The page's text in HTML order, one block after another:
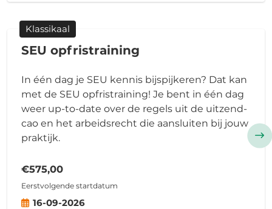
Klassikaal
SEU opfristraining
In één dag je SEU kennis bijspijkeren? Dat kan
met de SEU opfristraining! Je bent in één dag
weer up-to-date over de regels uit de uitzend-
cao en het arbeidsrecht die aansluiten bij jouw
praktijk.
€575,00
Eerstvolgende startdatum
16-09-2026